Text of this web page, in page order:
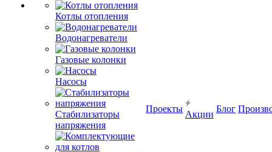
Котлы отопления
Водонагреватели
Газовые колонки
Насосы
Стабилизаторы
напряжения
Проекты
Акции
Блог